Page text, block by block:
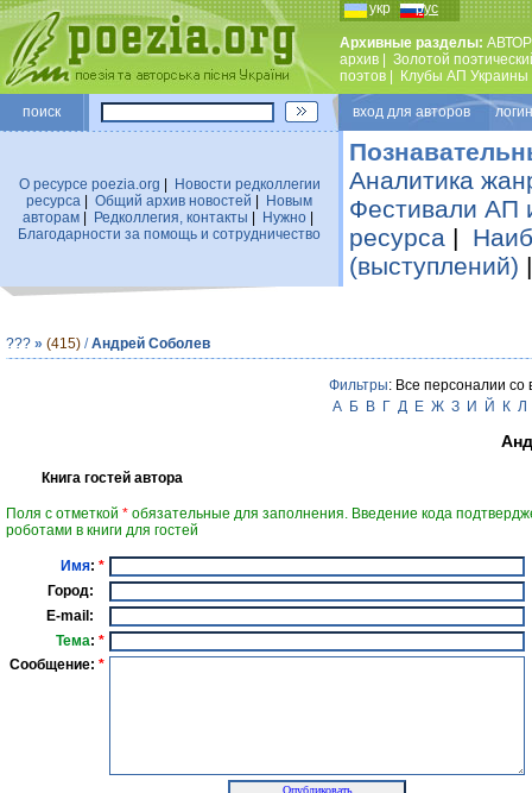
укр рус
Архивные разделы:
архив
Золотой
поэтов
Клубы АП Украины
поиск вход для авторов
О ресурсе poezia.org
Новости редколлегии
ресурса
Общий архив новостей
Новым
авторам| Редколлегия, контакты Нужно|
Благодарности за помощь и сотрудничество
Аналитика
Фестивали АП
ресурса |
(выступлений)
??? » (415) /Андрей Соболев
Фильтры: Все персоналии со
А
Б В Г Д Е Ж З И Й К Л
Книга гостей автора
Поля с отметкой * обязательные для заполнения. Введение кода
роботами в книги для гостей
Имя: *
Город:
E-mail:
Тема: *
Сообщение: *